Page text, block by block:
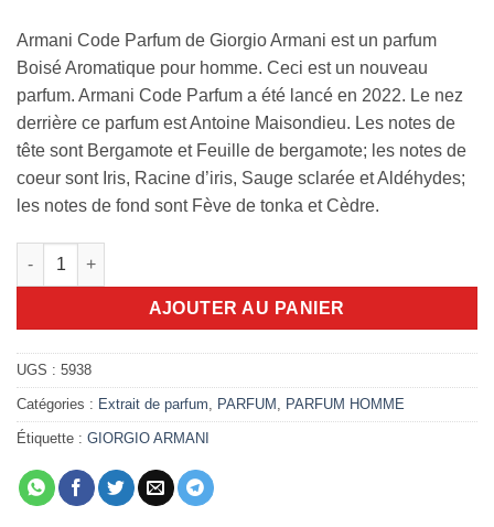
Armani Code Parfum de Giorgio Armani est un parfum
Boisé Aromatique pour homme. Ceci est un nouveau
parfum. Armani Code Parfum a été lancé en 2022. Le nez
derrière ce parfum est Antoine Maisondieu. Les notes de
tête sont Bergamote et Feuille de bergamote; les notes de
coeur sont Iris, Racine d’iris, Sauge sclarée et Aldéhydes;
les notes de fond sont Fève de tonka et Cèdre.
quantité de Armani Code Parfum 125ml
AJOUTER AU PANIER
UGS : 5938
Catégories : Extrait de parfum PARFUM PARFUM HOMME
Étiquette : GIORGIO ARMANI